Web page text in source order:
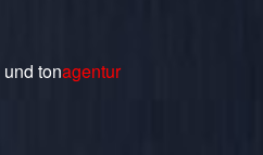
undtonagentur